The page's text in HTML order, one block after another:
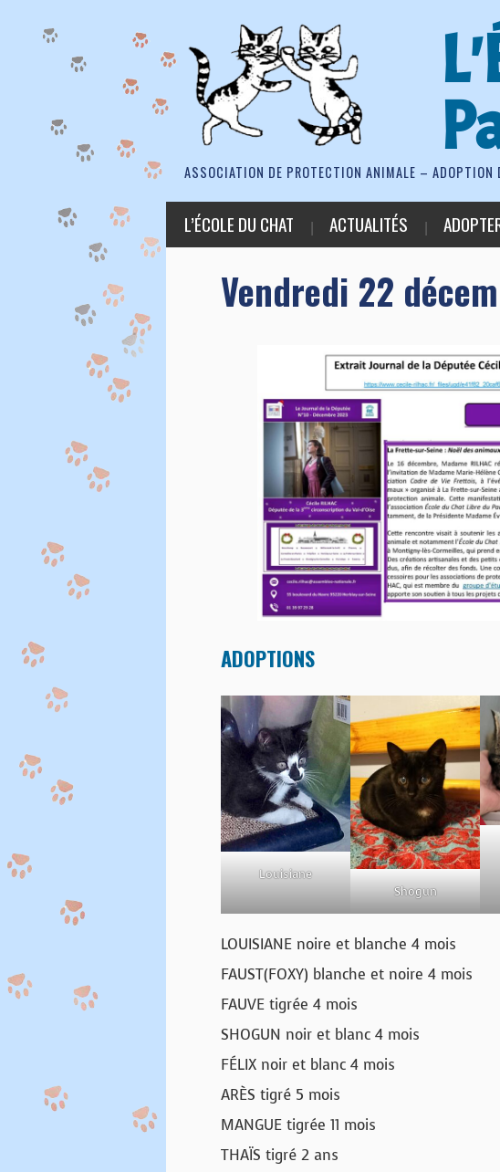
ASSOCIATION DE PROTECTION ANIMALE – ADOPTION
L’ÉCOLE DU CHAT ACTUALITÉS
Vendredi 22
ADOPTIONS
Louisiane
Shogun
LOUISIANE noire et blanche 4 mois
FAUST(FOXY) blanche et noire 4 mois
FAUVE tigrée 4 mois
SHOGUN noir et blanc 4 mois
FÉLIX noir et blanc 4 mois
ARÈS tigré 5 mois
MANGUE tigrée 11 mois
THAÏS tigré 2 ans